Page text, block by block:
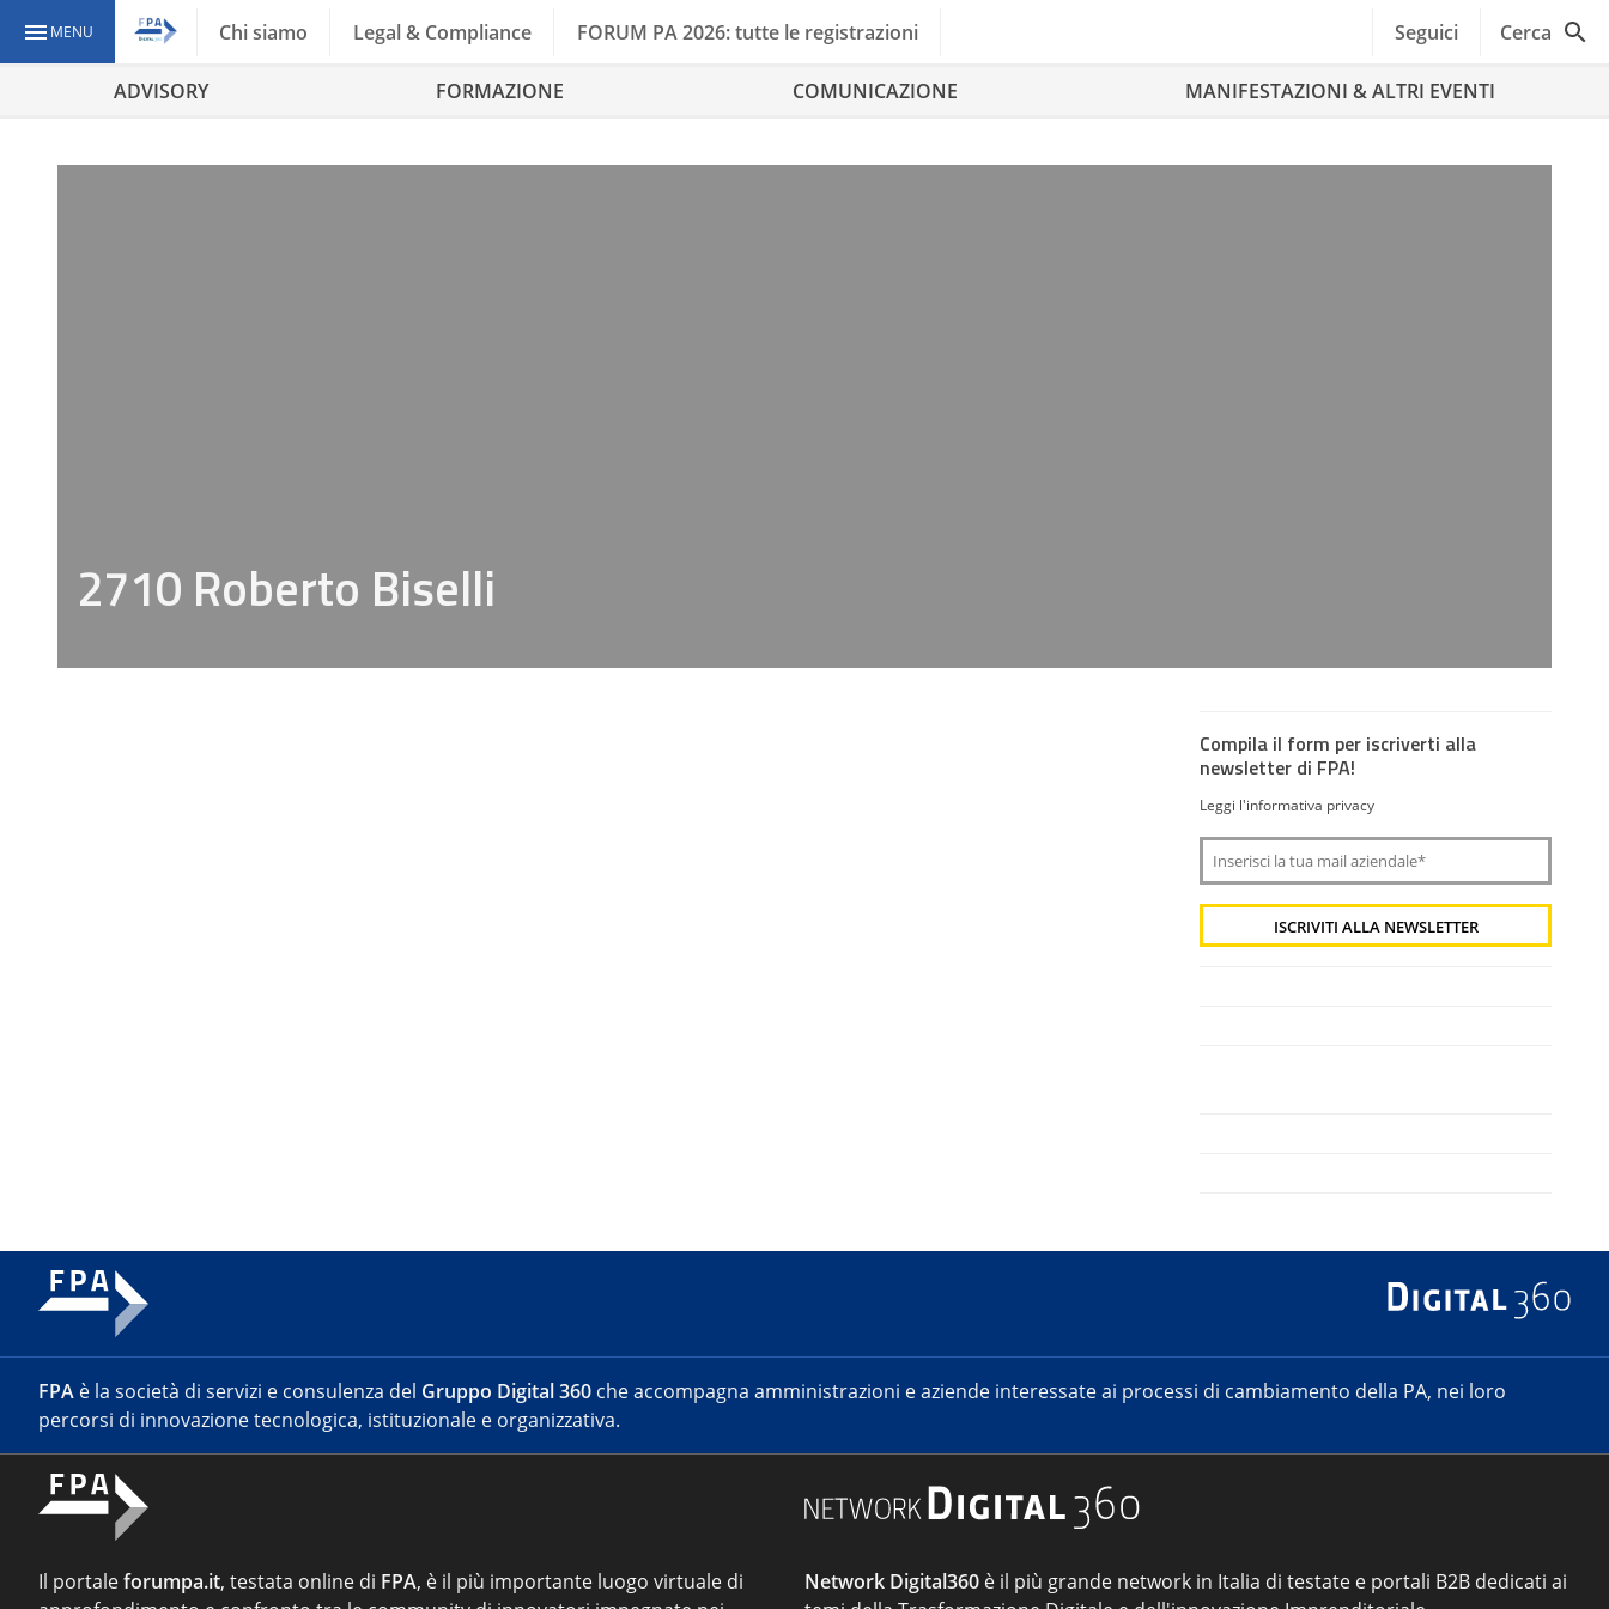
MENU Chi siamo Legal & Compliance FORUM PA 2026: tutte le registrazioni Seguici Cerca
ADVISORY FORMAZIONE COMUNICAZIONE MANIFESTAZIONI & ALTRI EVENTI
2710 Roberto Biselli
Compila il form per iscriverti alla
newsletter di FPA!
Leggi l'informativa privacy
FPA è la società di servizi e consulenza del Gruppo Digital 360 che accompagna amministrazioni e aziende interessate ai processi di cambiamento della PA, nei loro
percorsi di innovazione tecnologica, istituzionale e organizzativa.
Il portaleforumpa.it, testata online di FPA, è il più importante luogo virtuale di
Network Digital360 è il più grande network in Italia di testate e portali B2B dedicati ai